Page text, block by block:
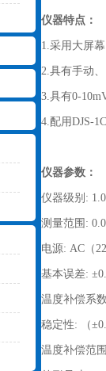
仪器特点：
1.采用大屏
2.具有手动
3.具有0-
4.配用DJS-
仪器参数：
仪器级别:
测量范围:
电源: AC（
基本误差:
温度补偿系
稳定性: （
温度补偿范